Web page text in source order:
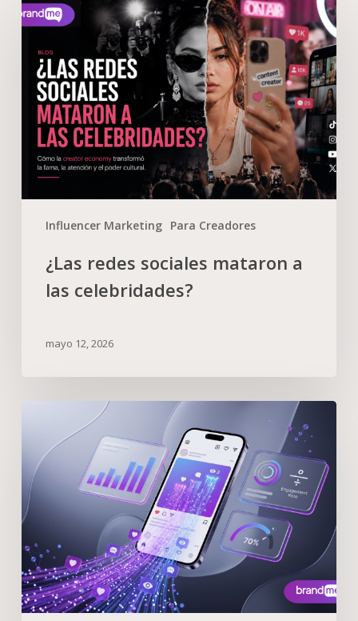
Influencer Marketing Para Creadores
¿Las redes sociales mataron a
las celebridades?
mayo 12, 2026